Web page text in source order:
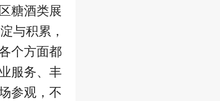
糖酒类展
与积累，
个方面都
服务、丰
参观，不